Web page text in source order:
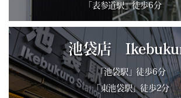
「表参道駅」徒歩6分
池袋店
「池袋駅」徒歩6分
「東池袋駅」徒歩2分